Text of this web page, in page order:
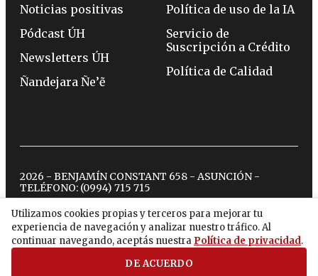
Utilizamos cookies propias y terceros para mejorar tu
experiencia de navegación y analizar nuestro tráfico. Al
continuar navegando, aceptás nuestra Política de privacidad.
DE ACUERDO
Noticias positivas
Pódcast ÚH
Newsletters ÚH
Ñandejara Ñe’ẽ
Política de uso de la IA
Servicio de
Suscripción a Crédito
Política de Calidad
2026 - BENJAMÍN CONSTANT 658 - ASUNCIÓN -
TELÉFONO: (0994) 715 715
twitterinstagram
facebook
tiktokyoutubespotify